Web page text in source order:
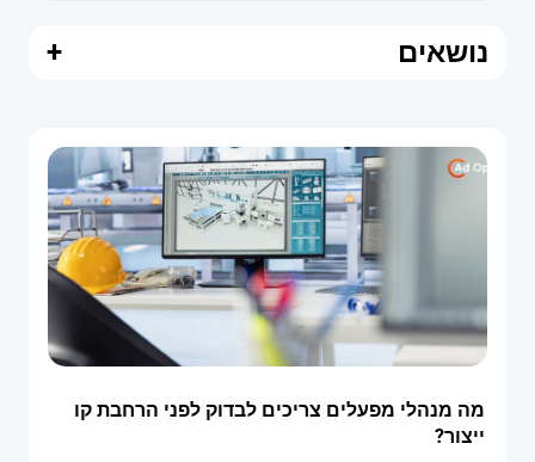
נושאים +
מה מנהלי מפעלים צריכים לבדוק לפני הרחבת קו
ייצור?